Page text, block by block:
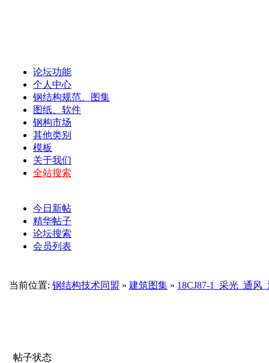
论坛功能
个人中心
钢结构规范、图集
图纸、软件
钢构市场
其他类别
模板
关于我们
全站搜索
今日新帖
精华帖子
论坛搜索
会员列表
当前位置: 钢结构技术同盟 » 建筑图集 » 18CJ87-1_采光_通风
帖子状态